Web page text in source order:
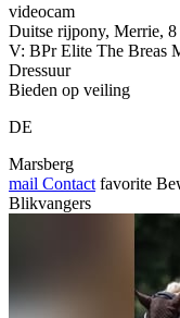
videocam
Duitse rijpony, Merrie, 8
V: BPr Elite The Breas
Dressuur
Bieden op veiling
DE
Marsberg
mail Contact favorite
Blikvangers